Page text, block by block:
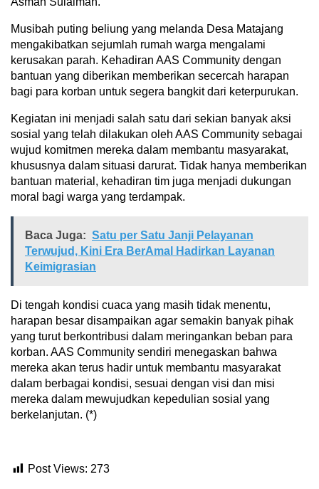
Musibah puting beliung yang melanda Desa Matajang
mengakibatkan sejumlah rumah warga mengalami
kerusakan parah. Kehadiran AAS Community dengan
bantuan yang diberikan memberikan secercah harapan
bagi para korban untuk segera bangkit dari keterpurukan.
Kegiatan ini menjadi salah satu dari sekian banyak aksi
sosial yang telah dilakukan oleh AAS Community sebagai
wujud komitmen mereka dalam membantu masyarakat,
khususnya dalam situasi darurat. Tidak hanya memberikan
bantuan material, kehadiran tim juga menjadi dukungan
moral bagi warga yang terdampak.
Baca Juga: Satu per Satu Janji Pelayanan
Terwujud, Kini Era BerAmal Hadirkan Layanan
Keimigrasian
Di tengah kondisi cuaca yang masih tidak menentu,
harapan besar disampaikan agar semakin banyak pihak
yang turut berkontribusi dalam meringankan beban para
korban. AAS Community sendiri menegaskan bahwa
mereka akan terus hadir untuk membantu masyarakat
dalam berbagai kondisi, sesuai dengan visi dan misi
mereka dalam mewujudkan kepedulian sosial yang
berkelanjutan. (*)
Post Views: 273